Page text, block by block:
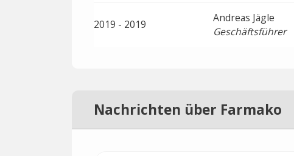
2019 - 2019
Andreas Jägle
Geschäftsführer
Nachrichten über Farmako